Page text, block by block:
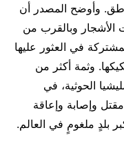
وأوضح المصدر أن
الأشجار وبالقرب من
في العثور عليها
وثمة أكثر من
الحوثية، في
وإصابة وإعاقة
بلدٍ ملغومٍ في العالم.